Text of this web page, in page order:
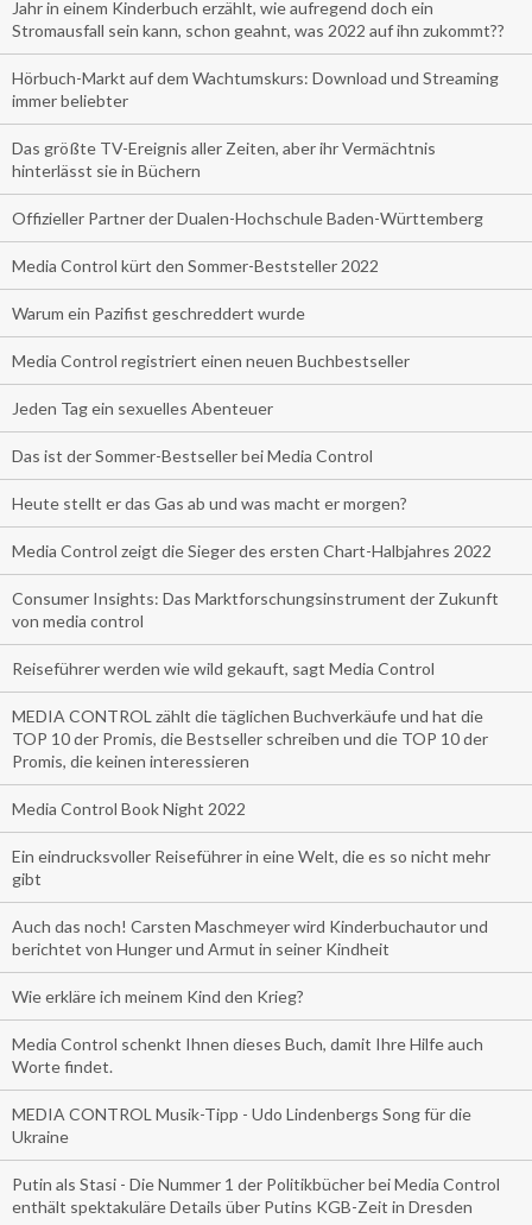
Jahr in einem Kinderbuch erzählt, wie aufregend doch ein
Stromausfall sein kann, schon geahnt, was 2022 auf ihn zukommt??
Hörbuch-Markt auf dem Wachtumskurs: Download und Streaming
immer beliebter
Das größte TV-Ereignis aller Zeiten, aber ihr Vermächtnis
hinterlässt sie in Büchern
Offizieller Partner der Dualen-Hochschule Baden-Württemberg
Media Control kürt den Sommer-Beststeller 2022
Warum ein Pazifist geschreddert wurde
Media Control registriert einen neuen Buchbestseller
Jeden Tag ein sexuelles Abenteuer
Das ist der Sommer-Bestseller bei Media Control
Heute stellt er das Gas ab und was macht er morgen?
Media Control zeigt die Sieger des ersten Chart-Halbjahres 2022
Consumer Insights: Das Marktforschungsinstrument der Zukunft
von media control
Reiseführer werden wie wild gekauft, sagt Media Control
MEDIA CONTROL zählt die täglichen Buchverkäufe und hat die
TOP 10 der Promis, die Bestseller schreiben und die TOP 10 der
Promis, die keinen interessieren
Media Control Book Night 2022
Ein eindrucksvoller Reiseführer in eine Welt, die es so nicht mehr
gibt
Auch das noch! Carsten Maschmeyer wird Kinderbuchautor und
berichtet von Hunger und Armut in seiner Kindheit
Wie erkläre ich meinem Kind den Krieg?
Media Control schenkt Ihnen dieses Buch, damit Ihre Hilfe auch
Worte findet.
MEDIA CONTROL Musik-Tipp - Udo Lindenbergs Song für die
Ukraine
Putin als Stasi - Die Nummer 1 der Politikbücher bei Media Control
enthält spektakuläre Details über Putins KGB-Zeit in Dresden